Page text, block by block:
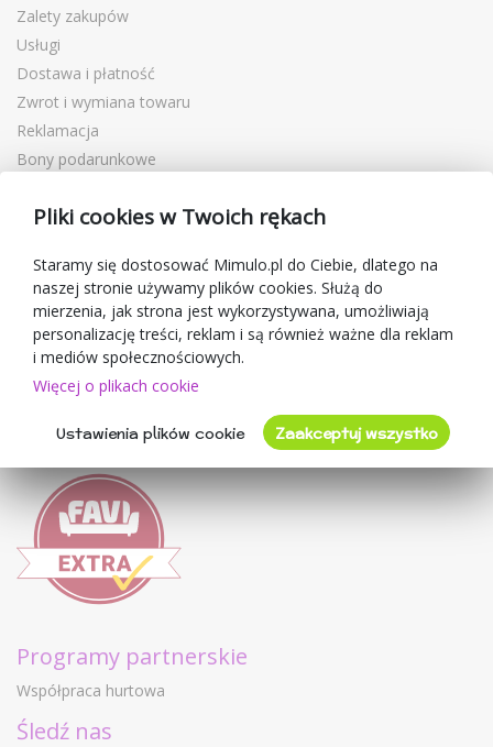
Zalety zakupów
Usługi
Dostawa i płatność
Zwrot i wymiana towaru
Reklamacja
Bony podarunkowe
Blog
O sprzedawcy
Mimulo.pl
Regulamin sklepu
Ochrona danych osobowych GDPR
Kontakty
Oceny klientów
Programy partnerskie
Współpraca hurtowa
Śledź nas
Pliki cookies w Twoich rękach
Staramy się dostosować Mimulo.pl do Ciebie, dlatego na
naszej stronie używamy plików cookies. Służą do
mierzenia, jak strona jest wykorzystywana, umożliwiają
personalizację treści, reklam i są również ważne dla reklam
i mediów społecznościowych.
Więcej o plikach cookie
Ustawienia plików cookie Zaakceptuj wszystko